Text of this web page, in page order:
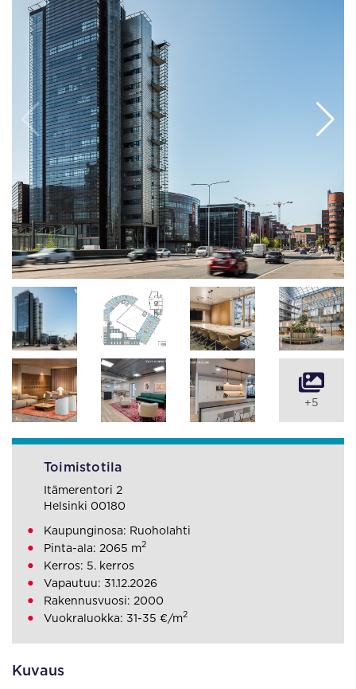
Kuvaus
+5
Toimistotila
Itämerentori 2
Helsinki 00180
Kaupunginosa: Ruoholahti
Pinta-ala: 2065 m2
Kerros: 5. kerros
Vapautuu: 31.12.2026
Rakennusvuosi: 2000
Vuokraluokka: 31-35 €/m2